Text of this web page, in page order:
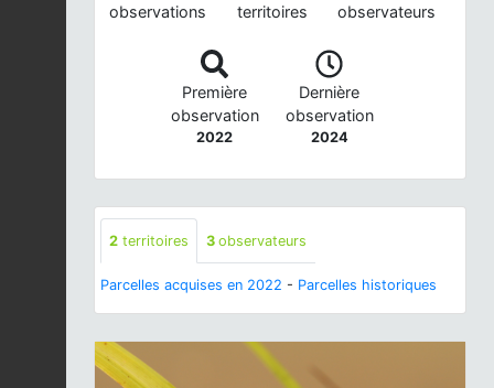
observations territoires observateurs
Première
observation
2022
Dernière
observation
2024
2 territoires 3 observateurs
Parcelles acquises en 2022 - Parcelles historiques